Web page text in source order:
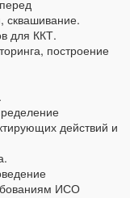
сквашивание.
для ККТ.
построение
действий и
ИСО